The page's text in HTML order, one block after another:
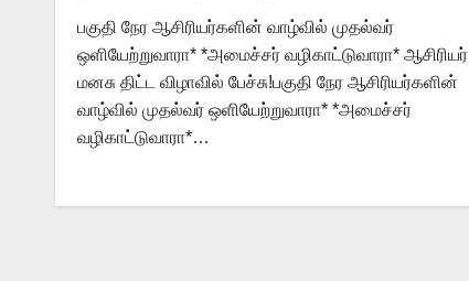
பகுதி நேர ஆசிரியர்களின் வாழ்வில் முதல்வர்
ஒளியேற்றுவாரா* *அமைச்சர் வழிகாட்டுவாரா* ஆசிரியர்
மனசு திட்ட விழாவில் பேச்சு!பகுதி நேர ஆசிரியர்களின்
வாழ்வில் முதல்வர் ஒளியேற்றுவாரா* *அமைச்சர்
வழிகாட்டுவாரா*…